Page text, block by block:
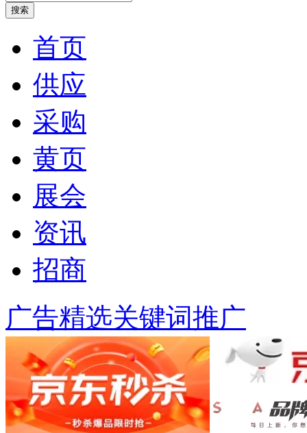
首页
供应
采购
黄页
展会
资讯
招商
广告精选关键词推广